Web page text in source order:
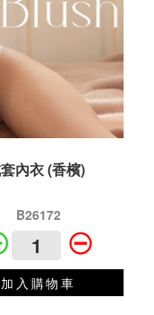
內衣 (香檳)
B26172
加入購物車